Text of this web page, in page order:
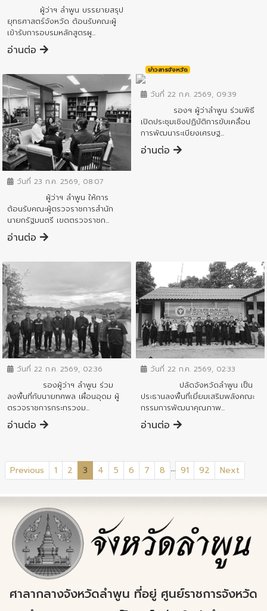
ผู้ว่าฯ ลำพูน บรรยายสรุป
ยุทธศาสตร์จังหวัด ต้อนรับคณะผู้
เข้ารับการอบรมหลักสูตรผู...
อ่านต่อ
ข่าวสารจังหวัด
วันที่ 23 ก.ค. 2569, 08:07
ผู้ว่าฯ ลำพูน ให้การ
ต้อนรับคณะผู้ตรวจราชการสำนัก
นายกรัฐมนตรี เขตตรวจราชก...
อ่านต่อ
ข่าวสารจังหวัด
วันที่ 22 ก.ค. 2569, 09:39
รองฯ ผู้ว่าลำพูน ร่วมพิธี
เปิดประชุมเชิงปฏิบัติการขับเคลื่อน
การพัฒนาระเบียงเศรษฐ...
อ่านต่อ
ข่าวสารจังหวัด
วันที่ 22 ก.ค. 2569, 02:36
รองผู้ว่าฯ ลำพูน ร่วม
ลงพื้นที่กับนายทศพล เผื่อนอุดม ผู้
ตรวจราชการกระทรวงม...
อ่านต่อ
ข่าวสารจังหวัด
วันที่ 22 ก.ค. 2569, 02:33
ปลัดจังหวัดลำพูน เป็น
ประธานลงพื้นที่เยี่ยมเสริมพลังคณะ
กรรมการพัฒนาคุณภาพ...
อ่านต่อ
Previous 1 2 3 (current)
4 5 6 7 8 ... 91 92 Next
ศาลากลางจังหวัดลำพูน ที่อยู่ ศูนย์ราชการจังหวัด